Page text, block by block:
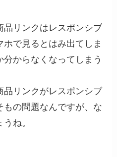
品リンクはレスポンシブ
で見るとはみ出てしま
からなくなってしまう
品リンクがレスポンシブ
もの問題なんですが、な
ね。